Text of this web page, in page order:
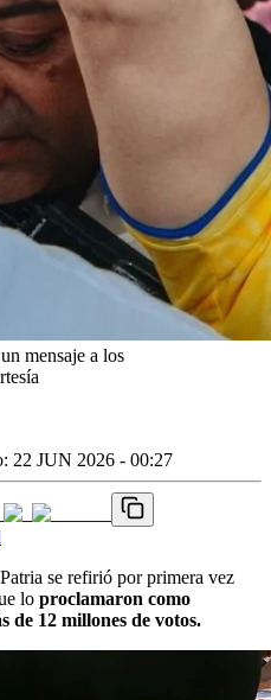
mensaje a los
22 JUN 2026 - 00:27
se refirió por primera vez
lo proclamaron como
de 12 millones de votos.